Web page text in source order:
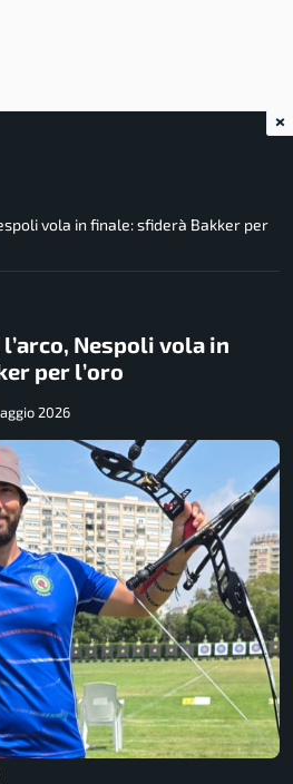
vola in finale: sfiderà Bakker per
Nespoli vola in
per l’oro
2026
×